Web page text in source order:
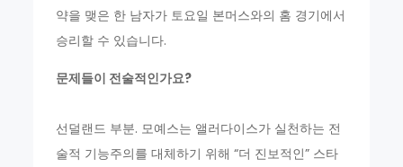
약을 맺은 한 남자가 토요일 본머스와의 홈 경기에서
승리할 수 있습니다.
문제들이 전술적인가요?
선덜랜드 부분. 모예스는 앨러다이스가 실천하는 전
술적 기능주의를 대체하기 위해 “더 진보적인” 스타